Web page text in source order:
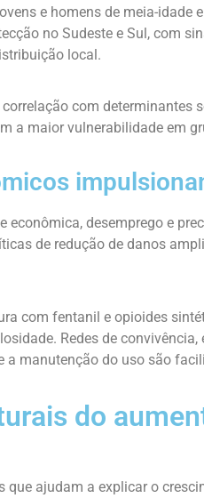
e homens de meia-idade
no Sudeste e Sul, com
local.
correlação com determinantes
a maior vulnerabilidade em
econômica, desemprego e
de redução de danos
com fentanil e opioides
Redes de
a manutenção do uso são
do
ajudam a explicar o